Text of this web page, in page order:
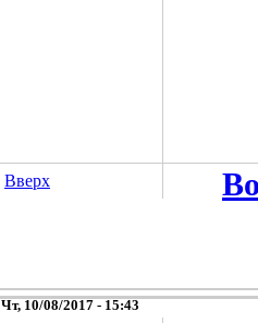
Вверх
Чт, 10/08/2017 - 15:43